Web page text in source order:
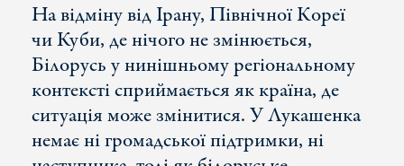
На відміну від Ірану, Північної Кореї
чи Куби, де нічого не змінюється,
Білорусь у нинішньому регіональному
контексті сприймається як країна, де
ситуація може змінитися. У Лукашенка
немає ні громадської підтримки, ні